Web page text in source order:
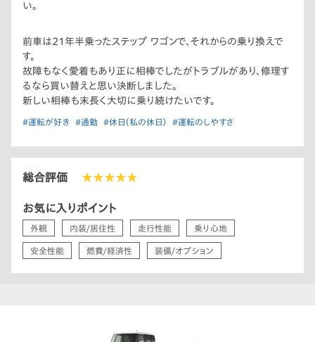
い。
前車は21年半乗ったステップ ワゴンで、それからの乗り換えで
す。
故障もなく愛着もあり正に相棒でしたがトラブルがあり、修理す
るなら買い替えと思い決断しました。
新しい相棒も末長く大切に乗り続けたいです。
#運転が好き #通勤 #休日（私の休日） #運転のしやすさ
総合評価 ★★★★★
お気に入りポイント
外観 内装/居住性 走行性能 乗り心地
安全性能 燃費/経済性 装備/オプション